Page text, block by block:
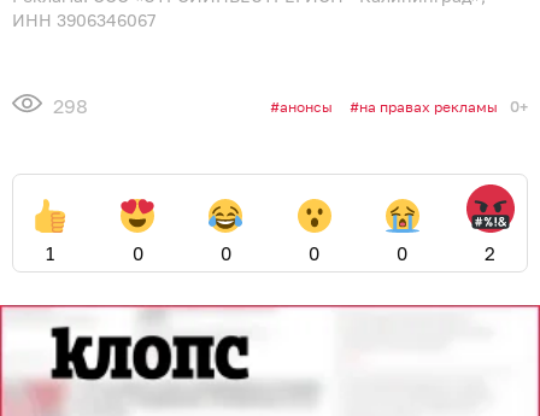
ИНН 3906346067
298 анонсы на правах рекламы 0+
1 0 0 0 0 2